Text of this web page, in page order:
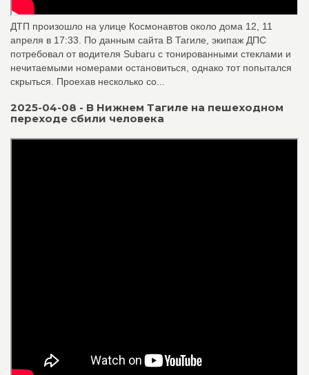
ДТП произошло на улице Космонавтов около дома 12, 11
апреля в 17:33. По данным сайта В Тагиле, экипаж ДПС
потребовал от водителя Subaru с тонированными стеклами и
нечитаемыми номерами остановиться, однако тот попытался
скрыться. Проехав несколько со...
2025-04-08 - В Нижнем Тагиле на пешеходном
переходе сбили человека